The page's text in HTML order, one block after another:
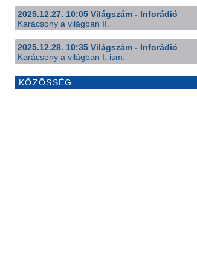
2025.12.27. 10:05 Világszám - Inforádió
Karácsony a világban II.
2025.12.28. 10:35 Világszám - Inforádió
Karácsony a világban I. ism.
KÖZÖSSÉG